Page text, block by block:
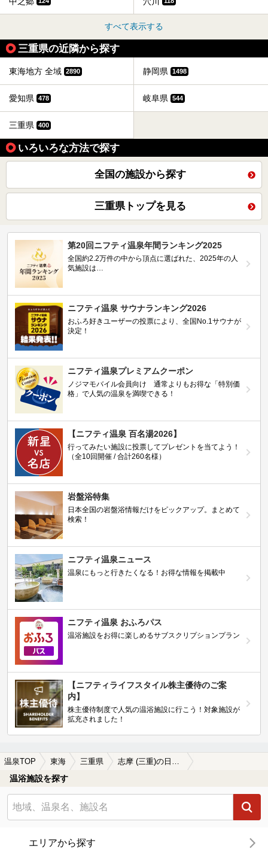
すべて表示する
三重県の近隣から探す
東海地方 全域 2890 静岡県 1498
愛知県 478 岐阜県 544
三重県 400
いろいろな方法で探す
全国の施設から探す
三重県トップを見る
第20回ニフティ温泉年間ランキング2025
全国約2.2万件の中から頂点に選ばれた、2025年の人
気施設は…
ニフティ温泉 サウナランキング2026
おふろ好きユーザーの投票により、全国No.1サウナが
決定！
ニフティ温泉プレミアムクーポン
ノジマモバイル会員向け 通常よりもお得な「特別価
格」で人気の温泉を満喫できる！
【ニフティ温泉 百名湯2026】
行ってみたい施設に投票してプレゼントを当てよう！
（全10回開催 / 合計260名様）
岩盤浴特集
日本全国の岩盤浴情報だけをピックアップ。まとめて
検索！
ニフティ温泉ニュース
温泉にもっと行きたくなる！お得な情報を掲載中
ニフティ温泉 おふろパス
温浴施設をお得に楽しめるサブスクリプションプラン
【ニフティライフスタイル株主優待のご案
内】
株主優待制度で人気の温浴施設に行こう！対象施設が
拡充されました！
温泉TOP 東海 三重県 志摩 (三重)の日帰り温泉、スーパー銭湯おすすめ
温浴施設を探す
エリアから探す